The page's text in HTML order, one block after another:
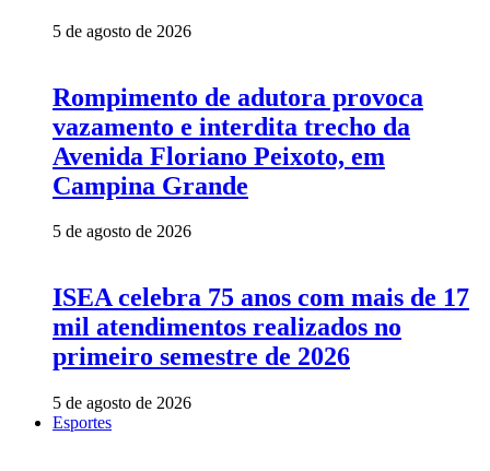
5 de agosto de 2026
Rompimento de adutora provoca
vazamento e interdita trecho da
Avenida Floriano Peixoto, em
Campina Grande
5 de agosto de 2026
ISEA celebra 75 anos com mais de 17
mil atendimentos realizados no
primeiro semestre de 2026
5 de agosto de 2026
Esportes